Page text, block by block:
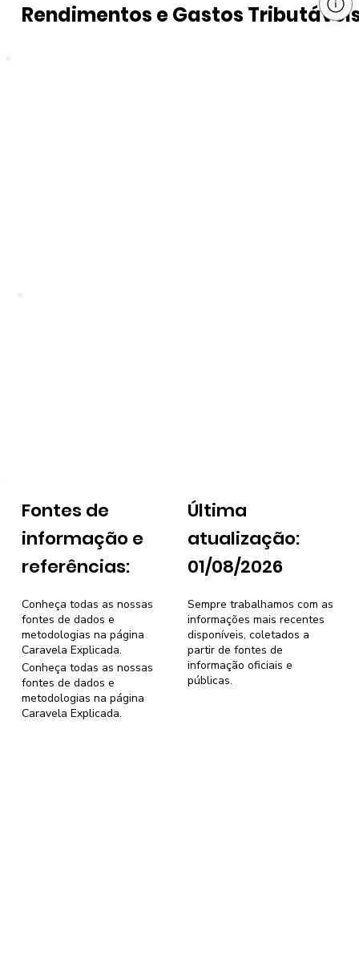
Rendimentos e Gastos
Fontes de
informação e
referências:
Última
atualização:
01/08/2026
Sempre trabalhamos com as
informações mais recentes
disponíveis, coletados a
partir de fontes de
informação oficiais e
públicas.
Conheça todas as nossas
fontes de dados e
metodologias na página
Caravela Explicada.
Conheça todas as nossas
fontes de dados e
metodologias na página
Caravela Explicada.